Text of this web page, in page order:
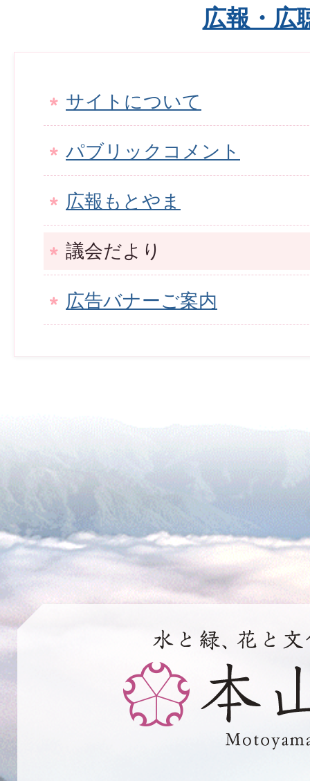
広報・広
サイトについて
パブリックコメント
広報もとやま
議会だより
広告バナーご案内
水
緑、
花
と